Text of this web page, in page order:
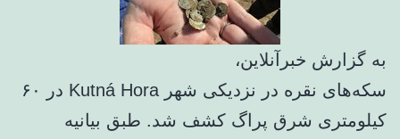
به گزارش خبرآنلاین،
سکه‌های نقره در نزدیکی شهر Kutná Hora در ۶۰
کیلومتری شرق پراگ کشف شد. طبق بیانیه